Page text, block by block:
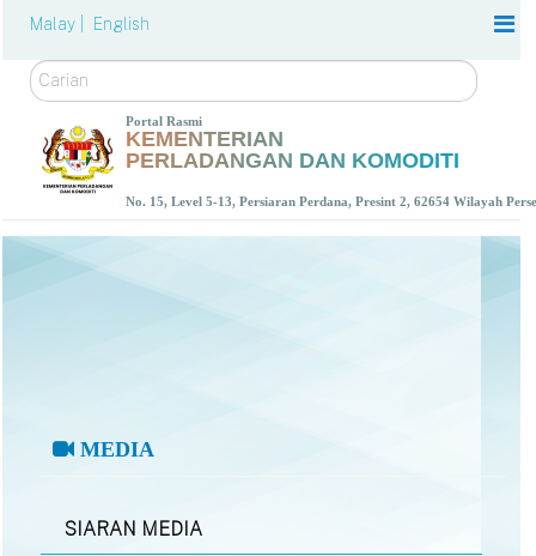
Malay | English
Carian
Portal Rasmi
KEMENTERIAN
PERLADANGAN DAN KOMODITI
No. 15, Level 5-13, Persiaran Perdana, Presint 2, 62654 Wilayah
MEDIA
SIARAN MEDIA